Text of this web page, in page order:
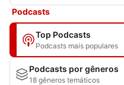
Podcasts
Top Podcasts
Podcasts mais populares
Podcasts por gêneros
18 gêneros temáticos